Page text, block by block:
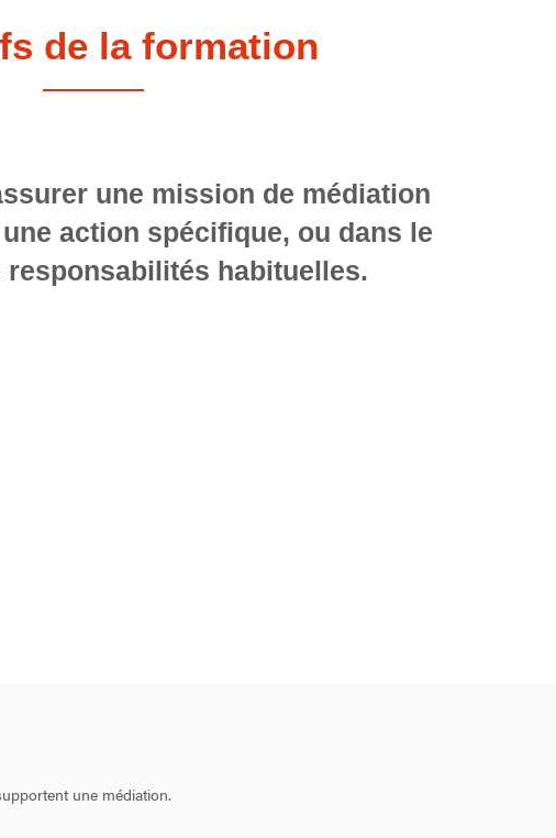
de la formation
une mission de médiation
action spécifique, ou dans le
responsabilités habituelles.
une médiation.